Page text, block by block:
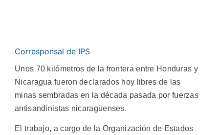
Corresponsal de IPS
Unos 70 kilómetros de la frontera entre Honduras y
Nicaragua fueron declarados hoy libres de las
minas sembradas en la década pasada por fuerzas
antisandinistas nicaragüenses.
El trabajo, a cargo de la Organización de Estados